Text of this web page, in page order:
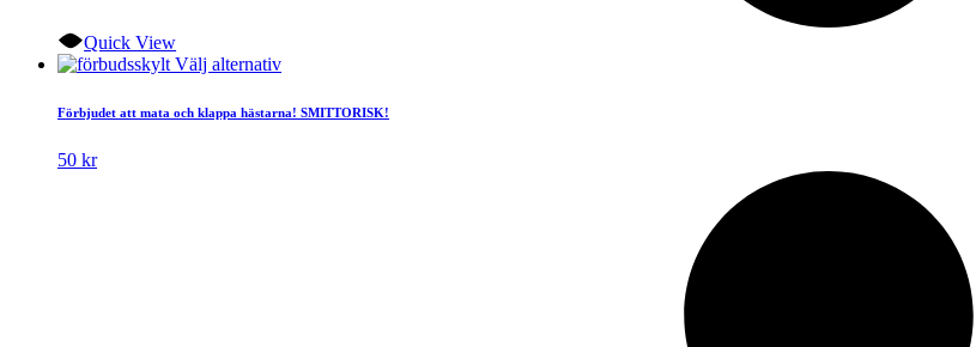
Quick View
Välj alternativDen
produkten
Förbjudet att mata och klappa hästarna! SMITTORISK!
50 kr